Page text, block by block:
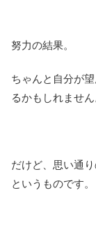
努力の結果。
ちゃんと自分が
るかもしれません
だけど、思い通
というものです。